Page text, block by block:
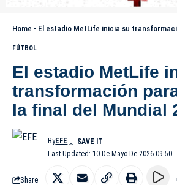
Home - El estadio MetLife inicia su transformación para
FÚTBOL
El estadio MetLife
transformación
la final del Mundial
Last Updated: 10 De Mayo De 2026 09:50
ByEFE
Share